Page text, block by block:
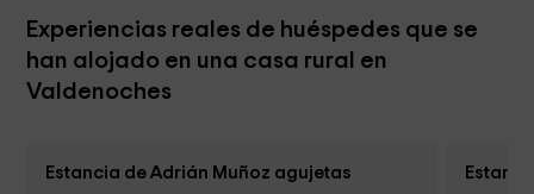
Experiencias reales de huéspedes que se
han alojado en una casa rural en
Valdenoches
Estancia de Adrián Muñoz agujetas